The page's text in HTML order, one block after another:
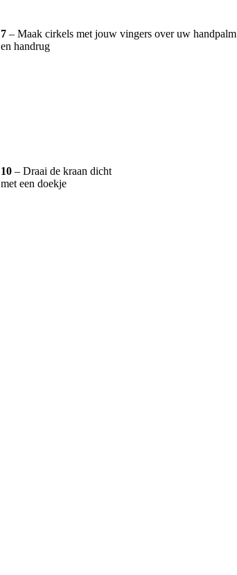
7 – Maak cirkels met jouw vingers over uw handpalm
en handrug
10 – Draai de kraan dicht
met een doekje